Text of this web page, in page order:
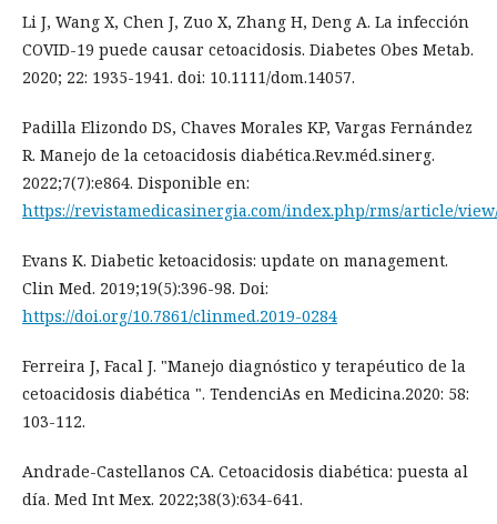
Li J, Wang X, Chen J, Zuo X, Zhang H, Deng A. La infección
COVID-19 puede causar cetoacidosis. Diabetes Obes Metab.
2020; 22: 1935-1941. doi: 10.1111/dom.14057.
Padilla Elizondo DS, Chaves Morales KP, Vargas Fernández
R. Manejo de la cetoacidosis diabética.Rev.méd.sinerg.
2022;7(7):e864. Disponible en:
https://revistamedicasinergia.com/index.php/rms/article/
Evans K. Diabetic ketoacidosis: update on management.
Clin Med. 2019;19(5):396-98. Doi:
https://doi.org/10.7861/clinmed.2019-0284
Ferreira J, Facal J. "Manejo diagnóstico y terapéutico de la
cetoacidosis diabética ". TendenciAs en Medicina.2020: 58:
103-112.
Andrade-Castellanos CA. Cetoacidosis diabética: puesta al
día. Med Int Mex. 2022;38(3):634-641.